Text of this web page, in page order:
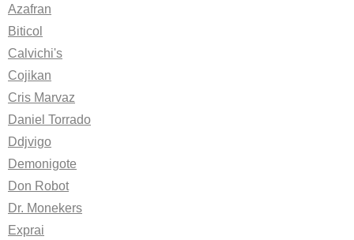
Azafran
Biticol
Calvichi's
Cojikan
Cris Marvaz
Daniel Torrado
Ddjvigo
Demonigote
Don Robot
Dr. Monekers
Exprai